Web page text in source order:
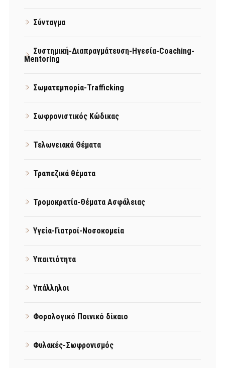
Σύνταγμα
Συστημική-Διαπραγμάτευση-Ηγεσία-Coaching-
Mentoring
Σωματεμπορία-Trafficking
Σωφρονιστικός Κώδικας
Τελωνειακά Θέματα
Τραπεζικά θέματα
Τρομοκρατία-Θέματα Ασφάλειας
Υγεία-Γιατροί-Νοσοκομεία
Υπαιτιότητα
Υπάλληλοι
Φορολογικό Ποινικό δίκαιο
Φυλακές-Σωφρονισμός